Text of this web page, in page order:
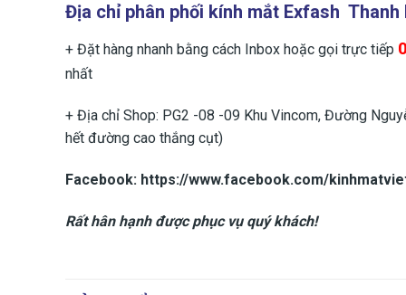
Địa chỉ phân phối kính mắt Exfash Thanh
+ Đặt hàng nhanh bằng cách Inbox hoặc gọi trực tiếp
nhất
+ Địa chỉ Shop: PG2 -08 -09 Khu Vincom, Đường
hết đường cao thắng cụt)
Facebook: https://www.facebook.com/
Rất hân hạnh được phục vụ quý khách!